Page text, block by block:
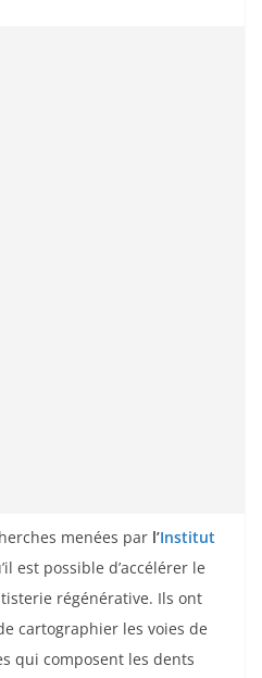
menées par l’Institut
est possible d’accélérer le
régénérative. Ils ont
cartographier les voies de
qui composent les dents